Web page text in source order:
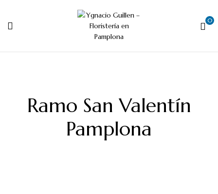
0
Ramo San Valentín
Pamplona